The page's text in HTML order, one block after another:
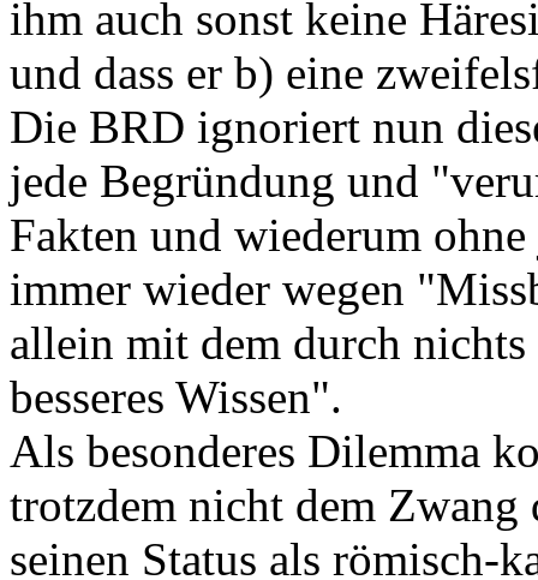
ihm auch sonst keine
und dass er b) eine
Die BRD ignoriert nun
jede Begründung und
Fakten und wiederum
immer wieder wegen
allein mit dem durch
besseres Wissen".
Als besonderes Dilemma
trotzdem nicht dem
seinen Status als römisch-